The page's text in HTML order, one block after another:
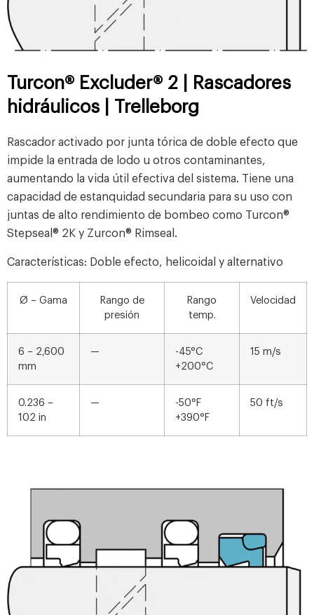
Turcon® Excluder® 2 | Rascadores
hidráulicos | Trelleborg
Rascador activado por junta tórica de doble efecto que
impide la entrada de lodo u otros contaminantes,
aumentando la vida útil efectiva del sistema. Tiene una
capacidad de estanquidad secundaria para su uso con
juntas de alto rendimiento de bombeo como Turcon®
Stepseal® 2K y Zurcon® Rimseal.
Características: Doble efecto, helicoidal y alternativo
Ø – Gama
Rango de
presión
Rango
temp.
Velocidad
6 – 2,600
mm
—
-45°C
+200°C
15 m/s
0.236 –
102 in
—
-50°F
+390°F
50 ft/s